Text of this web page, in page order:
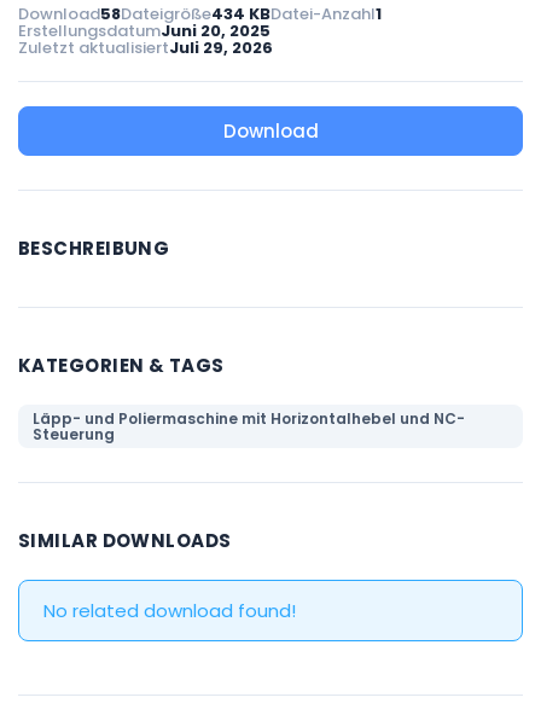
Download58Dateigröße434 KBDatei-Anzahl1
ErstellungsdatumJuni 20, 2025
Zuletzt aktualisiertJuli 29, 2026
Download
BESCHREIBUNG
KATEGORIEN & TAGS
Läpp- und Poliermaschine mit Horizontalhebel und NC-
Steuerung
SIMILAR DOWNLOADS
No related download found!